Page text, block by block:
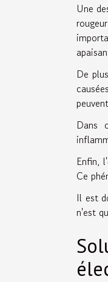
Une
De
Dans
Enfin,
Ce
Il est
n'est